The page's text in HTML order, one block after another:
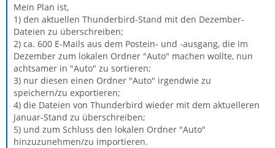
Mein Plan ist,
1) den aktuellen Thunderbird-Stand mit den Dezember-
Dateien zu überschreiben;
2) ca. 600 E-Mails aus dem Postein- und -ausgang, die im
Dezember zum lokalen Ordner "Auto" machen wollte, nun
achtsamer in "Auto" zu sortieren;
3) nur diesen einen Ordner "Auto" irgendwie zu
speichern/zu exportieren;
4) die Dateien von Thunderbird wieder mit dem aktuelleren
Januar-Stand zu überschreiben;
5) und zum Schluss den lokalen Ordner "Auto"
hinzuzunehmen/zu importieren.